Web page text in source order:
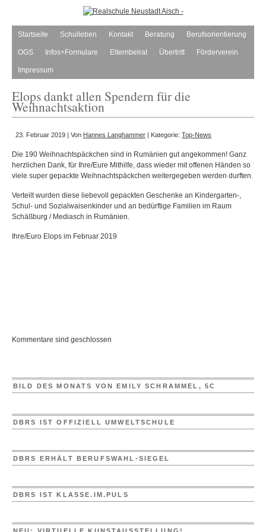
Startseite Schulleben Kontakt Beratung Berufsorientierung
OGS Infos+Formulare Elternbeirat Übertritt Förderverein
Impressum
Elops dankt allen Spendern für die
Weihnachtsaktion
23. Februar 2019 | Von Hannes Langhammer | Kategorie: Top-News
Die 190 Weihnachtspäckchen sind in Rumänien gut angekommen! Ganz
herzlichen Dank, für Ihre/Eure Mithilfe, dass wieder mit offenen Händen so
viele super gepackte Weihnachtspäckchen weitergegeben werden durften.
Verteilt wurden diese liebevoll gepackten Geschenke an Kindergarten-,
Schul- und Sozialwaisenkinder und an bedürftige Familien im Raum
Schäßburg / Mediasch in Rumänien.
Ihre/Euro Elops im Februar 2019
Kommentare sind geschlossen
BILD DES MONATS VON EMILY SCHRAMMEL, 5C
DBRS IST OFFIZIELL UMWELTSCHULE
DBRS ERHÄLT BERUFSWAHL-SIEGEL
DBRS IST KLASSE.IM.PULS